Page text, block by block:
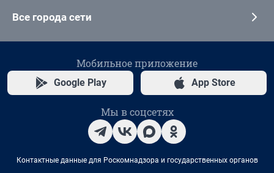
Все города сети
Мобильное приложение
Google Play App Store
Мы в соцсетях
Контактные данные для Роскомнадзора и государственных органов